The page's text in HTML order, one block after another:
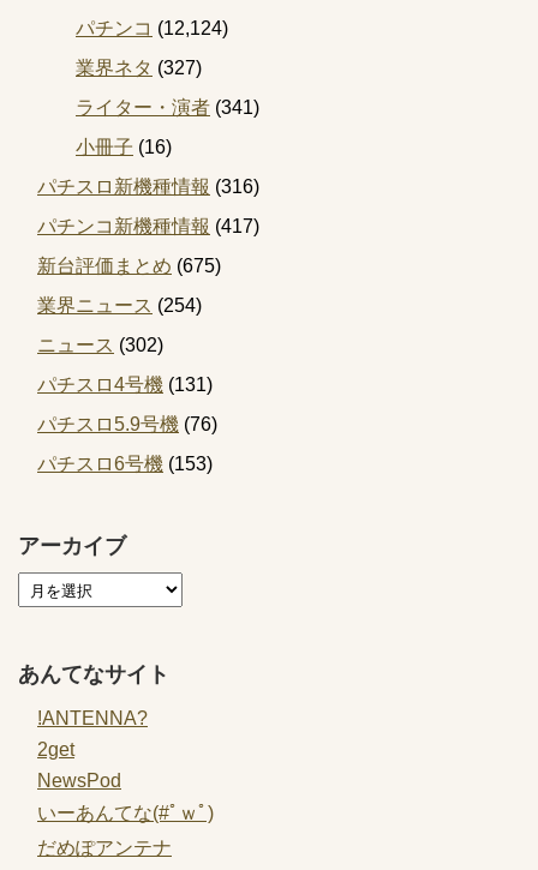
パチンコ (12,124)
業界ネタ (327)
ライター・演者 (341)
小冊子 (16)
パチスロ新機種情報 (316)
パチンコ新機種情報 (417)
新台評価まとめ (675)
業界ニュース (254)
ニュース (302)
パチスロ4号機 (131)
パチスロ5.9号機 (76)
パチスロ6号機 (153)
アーカイブ
あんてなサイト
!ANTENNA?
2get
NewsPod
いーあんてな(#ﾟｗﾟ)
だめぽアンテナ